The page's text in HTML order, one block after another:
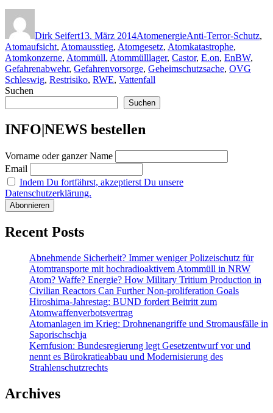
Dirk Seifert13. März 2014AtomenergieAnti-Terror-Schutz,
Atomaufsicht, Atomausstieg, Atomgesetz, Atomkatastrophe,
Atomkonzerne, Atommüll, Atommülllager, Castor, E.on, EnBW,
Gefahrenabwehr, Gefahrenvorsorge, Geheimschutzsache, OVG
Schleswig, Restrisiko, RWE, Vattenfall
Suchen
Suchen
INFO|NEWS bestellen
Vorname oder ganzer Name
Email
Indem Du fortfährst, akzeptierst Du unsere
Datenschutzerklärung.
Recent Posts
Abnehmende Sicherheit? Immer weniger Polizeischutz für
Atomtransporte mit hochradioaktivem Atommüll in NRW
Atom? Waffe? Energie? How Military Tritium Production in
Civilian Reactors Can Further Non-proliferation Goals
Hiroshima-Jahrestag: BUND fordert Beitritt zum
Atomwaffenverbotsvertrag
Atomanlagen im Krieg: Drohnenangriffe und Stromausfälle in
Saporischschja
Kernfusion: Bundesregierung legt Gesetzentwurf vor und
nennt es Bürokratieabbau und Modernisierung des
Strahlenschutzrechts
Archives